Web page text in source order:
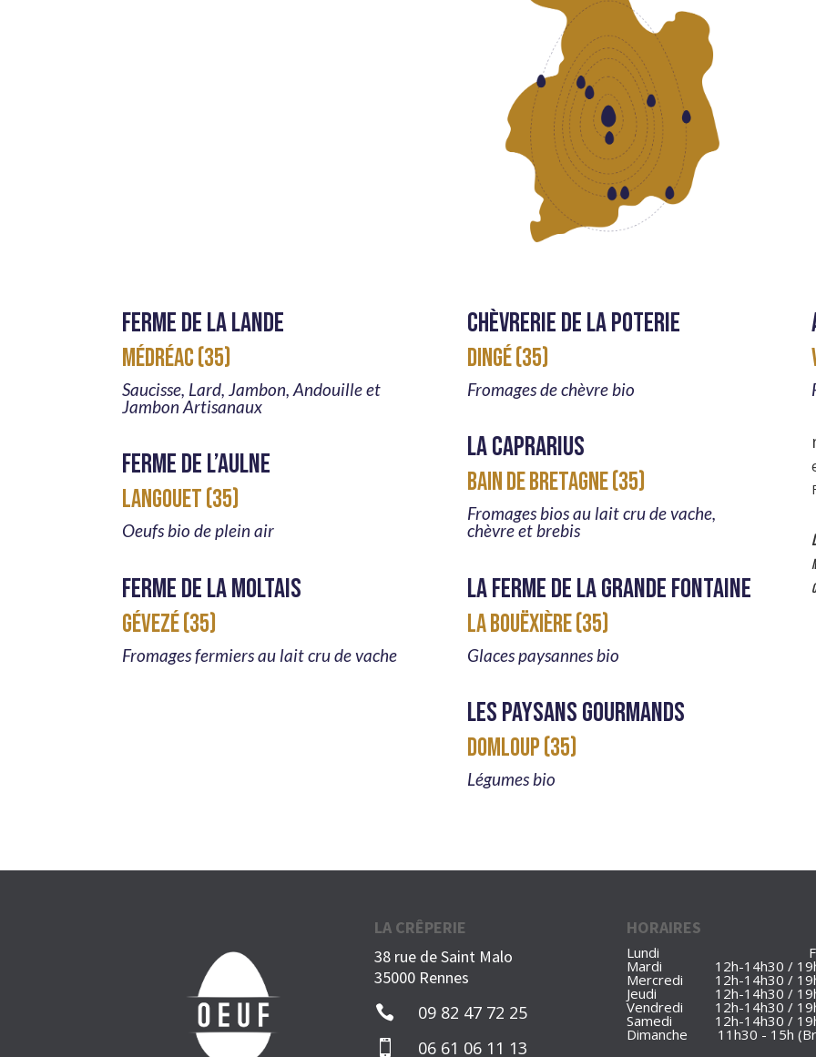
Ferme de la lande
MÉDRÉAC (35)
Saucisse, Lard, Jambon, Andouille et
Jambon Artisanaux
Ferme de l’aulne
LANGOUET (35)
Oeufs bio de plein air
Ferme de la moltais
GÉVEZÉ (35)
Fromages fermiers au lait cru de vache
Chèvrerie de La Poterie
DINGÉ (35)
Fromages de chèvre bio
La caprarius
BAIN DE BRETAGNE (35)
Fromages bios au lait cru de vache,
chèvre et brebis
la Ferme de la grande fontaine
LA BOUËXIÈRE (35)
Glaces paysannes bio
Les paysans gourmands
DOMLOUP (35)
Légumes bio
LA CRÊPERIE
38 rue de Saint Malo
35000 Rennes
 09 82 47 72 25
 06 61 06 11 13
HORAIRES
Lundi
Mardi 12h-14h30 /
Mercredi 12h-14h30 /
Jeudi 12h-14h30 /
Vendredi 12h-14h30 /
Samedi 12h-14h30 /
Dimanche 11h30 - 15h